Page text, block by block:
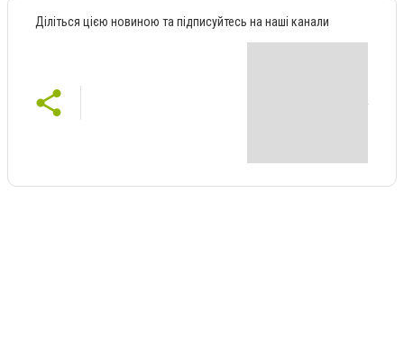
Діліться цією новиною та підписуйтесь на наші канали